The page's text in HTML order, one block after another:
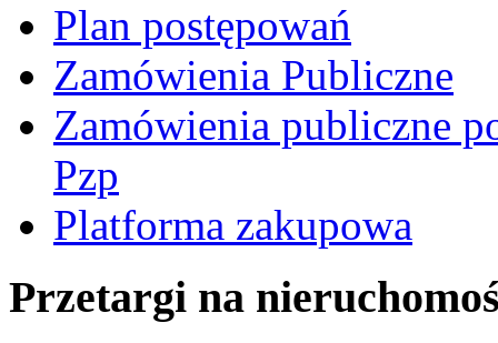
Plan postępowań
Zamówienia Publiczne
Zamówienia publiczne
Pzp
Platforma zakupowa
Przetargi na